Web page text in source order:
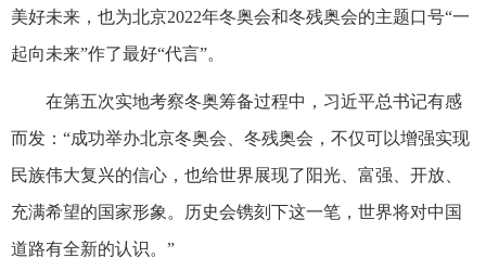
美好未来，也为北京2022年冬奥会和冬残奥会的主题口号“一
起向未来”作了最好“代言”。
在第五次实地考察冬奥筹备过程中，习近平总书记有感
而发：“成功举办北京冬奥会、冬残奥会，不仅可以增强实现
民族伟大复兴的信心，也给世界展现了阳光、富强、开放、
充满希望的国家形象。历史会镌刻下这一笔，世界将对中国
道路有全新的认识。”